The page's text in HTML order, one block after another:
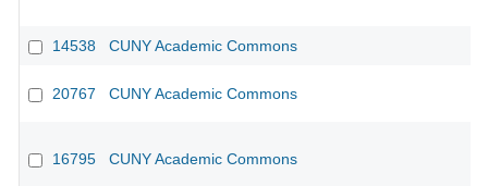
14538 CUNY Academic Commons
20767 CUNY Academic Commons
16795 CUNY Academic Commons